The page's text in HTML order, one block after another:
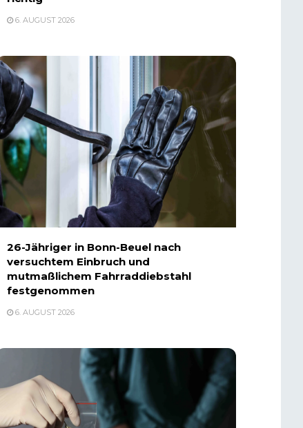
6. AUGUST 2026
26-Jähriger in Bonn-Beuel nach
versuchtem Einbruch und
mutmaßlichem Fahrraddiebstahl
festgenommen
6. AUGUST 2026